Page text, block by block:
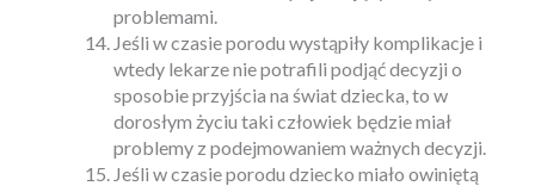
problemami.
Jeśli w czasie porodu wystąpiły komplikacje i
wtedy lekarze nie potrafili podjąć decyzji o
sposobie przyjścia na świat dziecka, to w
dorosłym życiu taki człowiek będzie miał
problemy z podejmowaniem ważnych decyzji.
Jeśli w czasie porodu dziecko miało owiniętą